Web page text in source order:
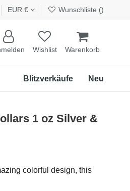
EUR € Wunschliste ()
Wishlist Warenkorb
Neu
Blitzverkäufe
1 oz Silver &
colorful design, this